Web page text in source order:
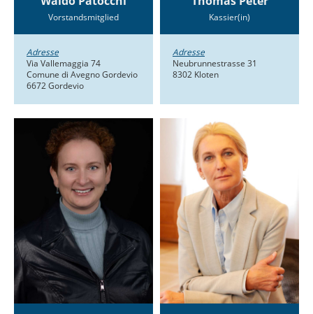
Vorstandsmitglied
Adresse
Via Vallemaggia 74
Comune di Avegno Gordevio
6672 Gordevio
Kassier(in)
Adresse
Neubrunnestrasse 31
8302 Kloten